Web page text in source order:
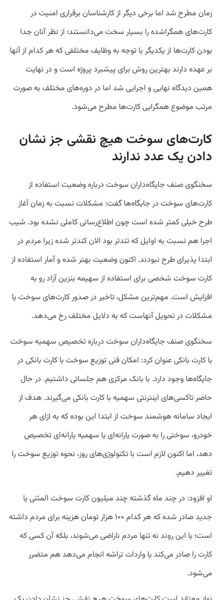
زمان مطرح شد اما برخی دیگر از کارشناسان برقراری امنیت در
کارت‌های همگراشده را بسیار سخت می‌دانستند؛ از نظر آنان جدا
بودن کارت‌ها از یکدیگر با توجه به وظایف مختلفی که هر کدام از آنها
بر عهده دارند بهترین روش برای پیشبرد پروژه است و در نهایت
همین دیدگاه نهایی و اجرایی شد اما در دوره‌های مختلف به صورت
مرتب موضوع همگرایی کارت‌ها مطرح می‌شود.
کارت‌های سوخت هیچ نقشی جز نشان
دادن یک عدد ندارند
سخنگوی صنف جایگاه‌داران سوخت درباره وضعیت استفاده از
کارت‌های سوخت در جایگاه‌ها گفت: مشکلات نسبت به زمان آغاز
طرح خیلی کمتر شده است چون اطلاع‌رسانی کاملی نشده بود. شیب
اجرا هم نسبت به اوایل که تندتر بود الان کندتر شده زیرا مردم در
ابتدا پذیرای طرح نبودند. اکنون وضعیت بهتر شده و آمار استفاده از
کارت سوخت شخصی برای استفاده از سهیمه بنزین آزاد رو به
افزایش است. مهم‌ترین مشکل، تاخیر در صدور کارت‌های سوخت یا
مشکلات در تحویل آنهاست که به دلایل مختلف رخ می‌دهد.
سخنگوی صنف جایگاه‌داران سوخت درباره تخصیص سهمیه سوخت
با کارت بانکی عنوان کرد: امکان فنی توزیع سوخت با کارت بانکی در
جایگاه‌ها وجود دارد. با بانک مرکزی هم جلساتی داشتیم. در حال
حاضر تاکسی‌های اینترنتی سهمیه با کارت بانکی می‌گیرند. هدف از
ایجاد سامانه هوشمند سوخت از ابتدا این بوده که به ازای هر
خودرو، سوختی را به صورت یارانه‌ای یا سهمیه یارانه‌ای تخصیص
دهد، اما اکنون لازم است با تکنولوژی‌های روز، نحوه توزیع سوخت را
تغییر دهیم.
او افزود: در چند ماه گذشته چند میلیون کارت سوخت المثنی یا
جدید صادر شده که هر کدام ۱۰۰ هزار تومان هزینه برای مردم داشته
است؛ با این روند نه تنها مردم ناراضی می‌شوند، بلکه آن کسی که
کارت را صادر می‌کند یا واردات تراشه انجام می‌دهد هم متضرر
می‌شود.